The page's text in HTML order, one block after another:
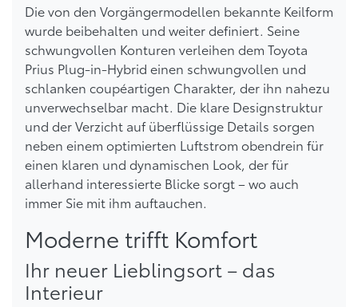
Die von den Vorgängermodellen bekannte Keilform
wurde beibehalten und weiter definiert. Seine
schwungvollen Konturen verleihen dem Toyota
Prius Plug-in-Hybrid einen schwungvollen und
schlanken coupéartigen Charakter, der ihn nahezu
unverwechselbar macht. Die klare Designstruktur
und der Verzicht auf überflüssige Details sorgen
neben einem optimierten Luftstrom obendrein für
einen klaren und dynamischen Look, der für
allerhand interessierte Blicke sorgt – wo auch
immer Sie mit ihm auftauchen.
Moderne trifft Komfort
Ihr neuer Lieblingsort – das
Interieur